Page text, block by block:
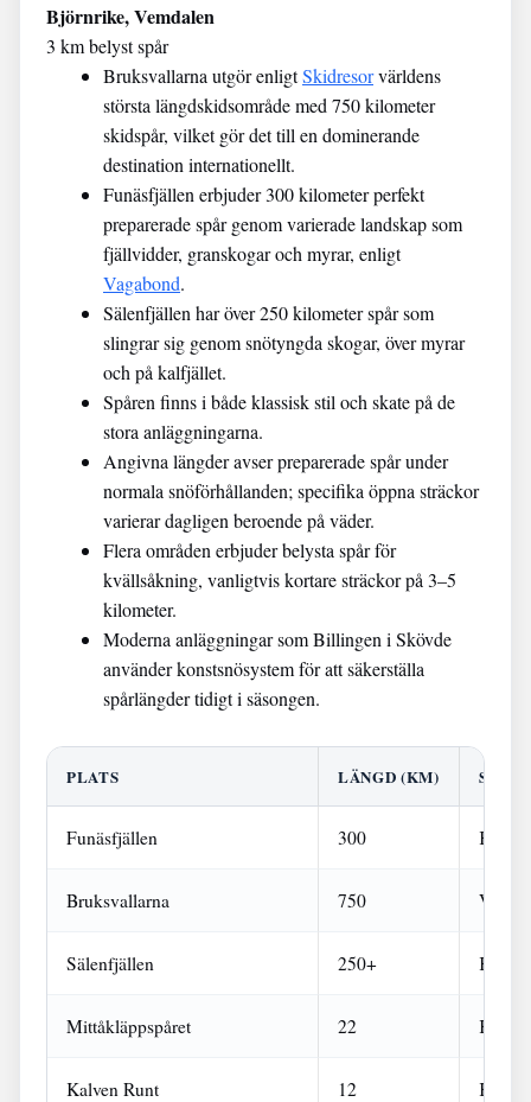
Björnrike, Vemdalen
3 km belyst spår
Bruksvallarna utgör enligtSkidresorvärldens
största längdskidsområde med 750 kilometer
skidspår, vilket gör det till en dominerande
destination internationellt.
Funäsfjällen erbjuder 300 kilometer perfekt
preparerade spår genom varierade landskap som
fjällvidder, granskogar och myrar, enligt
Vagabond.
Sälenfjällen har över 250 kilometer spår som
slingrar sig genom snötyngda skogar, över myrar
och på kalfjället.
Spåren finns i både klassisk stil och skate på de
stora anläggningarna.
Angivna längder avser preparerade spår under
normala snöförhållanden; specifika öppna sträckor
varierar dagligen beroende på väder.
Flera områden erbjuder belysta spår för
kvällsåkning, vanligtvis kortare sträckor på 3–5
kilometer.
Moderna anläggningar som Billingen i Skövde
använder konstsnösystem för att säkerställa
spårlängder tidigt i säsongen.
PLATS LÄNGD (KM)
Funäsfjällen 300
Bruksvallarna 750
Sälenfjällen 250+
Mittåkläppspåret 22
Kalven Runt 12